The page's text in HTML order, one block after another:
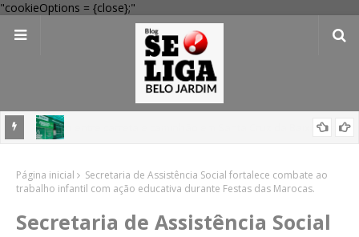
"cookieOptions = {close};"
compras
Página inicial
Secretaria de Assistência Social fortalece combate ao
trabalho infantil com ação educativa durante Festas das Marocas.
Secretaria de Assistência Social